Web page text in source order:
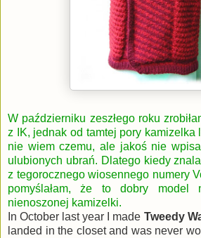
W październiku zeszłego roku
z IK, jednak od tamtej pory kamizelka
nie wiem czemu, ale jakoś nie
ulubionych ubrań. Dlatego kiedy
z tegorocznego wiosennego numery
pomyślałam, że to dobry model
nienoszonej kamizelki.
In October last year I made Tweedy
landed in the closet and was never